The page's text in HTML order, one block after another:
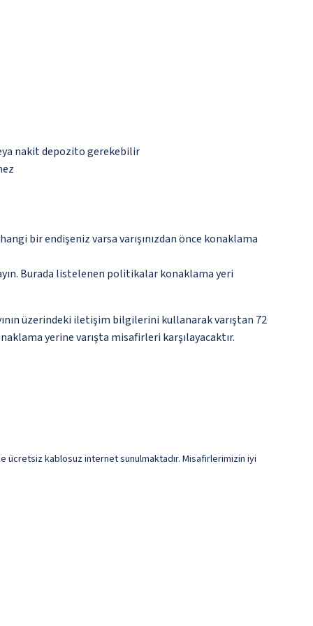
nakit depozito gerekebilir
bir endişeniz varsa varışınızdan önce konaklama
Burada listelenen politikalar konaklama yeri
üzerindeki iletişim bilgilerini kullanarak varıştan 72
yerine varışta misafirleri karşılayacaktır.
ücretsiz kablosuz internet sunulmaktadır. Misafirlerimizin iyi